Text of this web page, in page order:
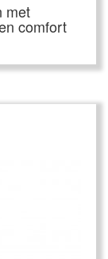
met
comfort